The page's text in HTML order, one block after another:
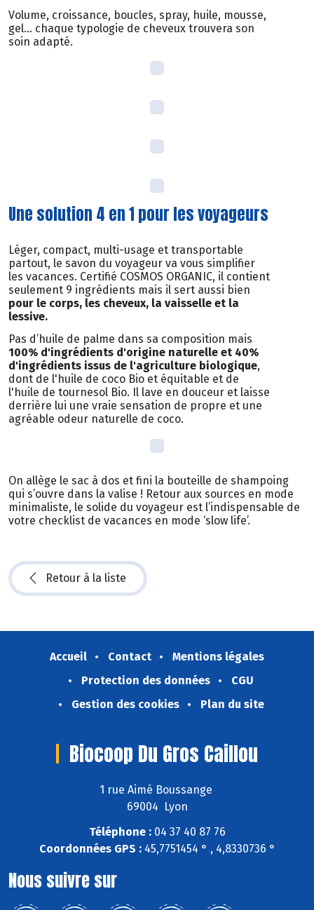
Volume, croissance, boucles, spray, huile, mousse,
gel… chaque typologie de cheveux trouvera son
soin adapté.
Une solution 4 en 1 pour les voyageurs
Léger, compact, multi-usage et transportable
partout, le savon du voyageur va vous simplifier
les vacances. Certifié COSMOS ORGANIC, il contient
seulement 9 ingrédients mais il sert aussi bien
pour le corps, les cheveux, la vaisselle et la
lessive.
Pas d’huile de palme dans sa composition mais
100% d'ingrédients d'origine naturelle et 40%
d'ingrédients issus de l'agriculture biologique,
dont de l'huile de coco Bio et équitable et de
l'huile de tournesol Bio. Il lave en douceur et laisse
derrière lui une vraie sensation de propre et une
agréable odeur naturelle de coco.
On allège le sac à dos et fini la bouteille de shampoing
qui s’ouvre dans la valise ! Retour aux sources en mode
minimaliste, le solide du voyageur est l’indispensable de
votre checklist de vacances en mode ‘slow life’.
Retour à la liste
Accueil Contact
Mentions légales
Protection des données
CGU
Gestion des cookies
Plan du site
Biocoop Du Gros Caillou
1 rue Aimé Boussange
69004 Lyon
Téléphone :04 37 40 87 76
Coordonnées GPS :45,7751454 ° , 4,8330736 °
Nous suivre sur